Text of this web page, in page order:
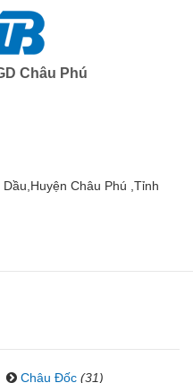
Châu Phú
Châu Phú ,Tỉnh
Châu Đốc (31)